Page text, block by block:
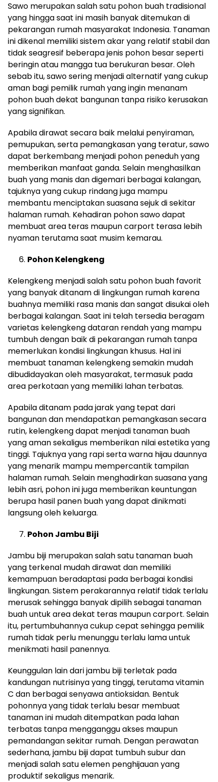
Sawo merupakan salah satu pohon buah tradisional
yang hingga saat ini masih banyak ditemukan di
pekarangan rumah masyarakat Indonesia. Tanaman
ini dikenal memiliki sistem akar yang relatif stabil dan
tidak seagresif beberapa jenis pohon besar seperti
beringin atau mangga tua berukuran besar. Oleh
sebab itu, sawo sering menjadi alternatif yang cukup
aman bagi pemilik rumah yang ingin menanam
pohon buah dekat bangunan tanpa risiko kerusakan
yang signifikan.
Apabila dirawat secara baik melalui penyiraman,
pemupukan, serta pemangkasan yang teratur, sawo
dapat berkembang menjadi pohon peneduh yang
memberikan manfaat ganda. Selain menghasilkan
buah yang manis dan digemari berbagai kalangan,
tajuknya yang cukup rindang juga mampu
membantu menciptakan suasana sejuk di sekitar
halaman rumah. Kehadiran pohon sawo dapat
membuat area teras maupun carport terasa lebih
nyaman terutama saat musim kemarau.
Pohon Kelengkeng
Kelengkeng menjadi salah satu pohon buah favorit
yang banyak ditanam di lingkungan rumah karena
buahnya memiliki rasa manis dan sangat disukai oleh
berbagai kalangan. Saat ini telah tersedia beragam
varietas kelengkeng dataran rendah yang mampu
tumbuh dengan baik di pekarangan rumah tanpa
memerlukan kondisi lingkungan khusus. Hal ini
membuat tanaman kelengkeng semakin mudah
dibudidayakan oleh masyarakat, termasuk pada
area perkotaan yang memiliki lahan terbatas.
Apabila ditanam pada jarak yang tepat dari
bangunan dan mendapatkan pemangkasan secara
rutin, kelengkeng dapat menjadi tanaman buah
yang aman sekaligus memberikan nilai estetika yang
tinggi. Tajuknya yang rapi serta warna hijau daunnya
yang menarik mampu mempercantik tampilan
halaman rumah. Selain menghadirkan suasana yang
lebih asri, pohon ini juga memberikan keuntungan
berupa hasil panen buah yang dapat dinikmati
langsung oleh keluarga.
Pohon Jambu Biji
Jambu biji merupakan salah satu tanaman buah
yang terkenal mudah dirawat dan memiliki
kemampuan beradaptasi pada berbagai kondisi
lingkungan. Sistem perakarannya relatif tidak terlalu
merusak sehingga banyak dipilih sebagai tanaman
buah untuk area dekat teras maupun carport. Selain
itu, pertumbuhannya cukup cepat sehingga pemilik
rumah tidak perlu menunggu terlalu lama untuk
menikmati hasil panennya.
Keunggulan lain dari jambu biji terletak pada
kandungan nutrisinya yang tinggi, terutama vitamin
C dan berbagai senyawa antioksidan. Bentuk
pohonnya yang tidak terlalu besar membuat
tanaman ini mudah ditempatkan pada lahan
terbatas tanpa mengganggu akses maupun
pemandangan sekitar rumah. Dengan perawatan
sederhana, jambu biji dapat tumbuh subur dan
menjadi salah satu elemen penghijauan yang
produktif sekaligus menarik.